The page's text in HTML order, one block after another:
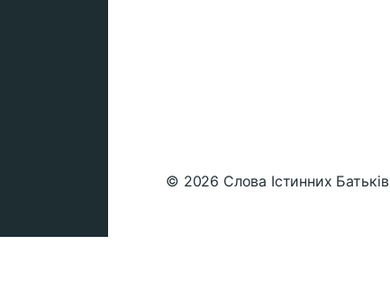
© 2026 Слова Істинних Батьків